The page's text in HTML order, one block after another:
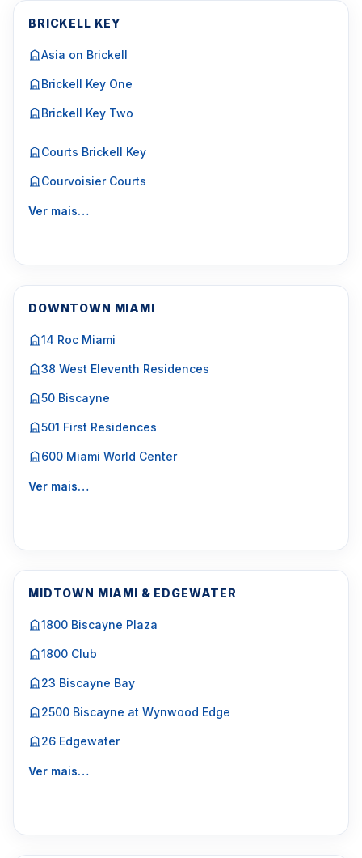
BRICKELL KEY
Asia on Brickell
Brickell Key One
Brickell Key Two
Courts Brickell Key
Courvoisier Courts
Ver mais…
DOWNTOWN MIAMI
14 Roc Miami
38 West Eleventh Residences
50 Biscayne
501 First Residences
600 Miami World Center
Ver mais…
MIDTOWN MIAMI & EDGEWATER
1800 Biscayne Plaza
1800 Club
23 Biscayne Bay
2500 Biscayne at Wynwood Edge
26 Edgewater
Ver mais…